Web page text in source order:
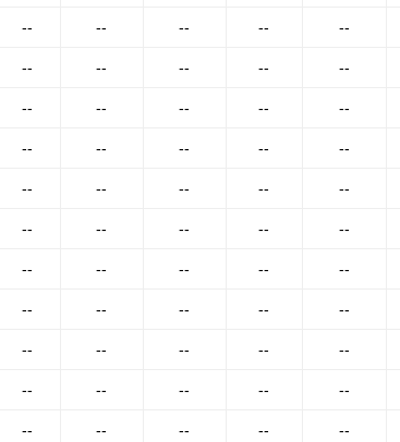
-- -- -- -- --
-- -- -- -- --
-- -- -- -- --
-- -- -- -- --
-- -- -- -- --
-- -- -- -- --
-- -- -- -- --
-- -- -- -- --
-- -- -- -- --
-- -- -- -- --
-- -- -- -- --